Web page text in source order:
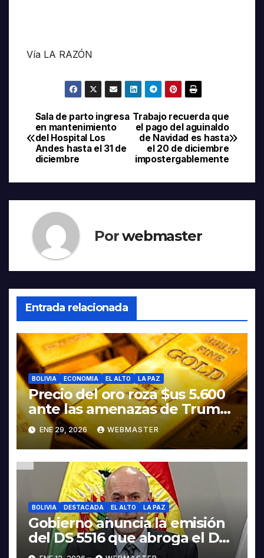
Vía LA RAZÓN
Navegación
de
Trabajo recuerda que
el pago del aguinaldo
de Navidad es hasta
el 20 de diciembre
impostergablemente
Sala de parto ingresa
en mantenimiento
del Hospital Los
Andes hasta el 31 de
diciembre
Porwebmaster
Entrada relacionada
BOLIVIA ECONOMIA EL ALTO LA PAZ
Precio del oro roza $us 5.600
ante las amenazas de Trump
contra Irán
ENE 29, 2026 WEBMASTER
BOLIVIA DESTACADA EL ALTO LA PAZ
Gobierno anuncia la emisión
del DS 5516 que abroga el DS
5503